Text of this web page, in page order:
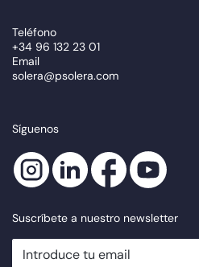
Teléfono
+34 96 132 23 01
Email
solera@psolera.com
Síguenos
Suscríbete a nuestro newsletter
newsletter.suscribe